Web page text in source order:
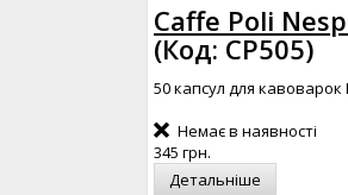
Caffe Poli
(Код: CP505)
50 капсул для кавоварок
Немає в наявності
345 грн.
Детальніше